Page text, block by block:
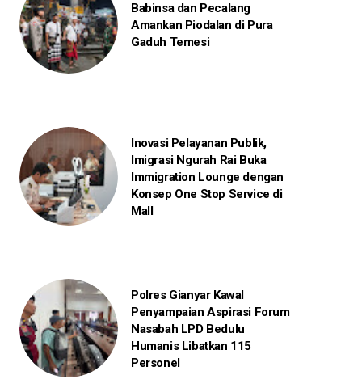
Babinsa dan Pecalang
Amankan Piodalan di Pura
Gaduh Temesi
Inovasi Pelayanan Publik,
Imigrasi Ngurah Rai Buka
Immigration Lounge dengan
Konsep One Stop Service di
Mall
Polres Gianyar Kawal
Penyampaian Aspirasi Forum
Nasabah LPD Bedulu
Humanis Libatkan 115
Personel